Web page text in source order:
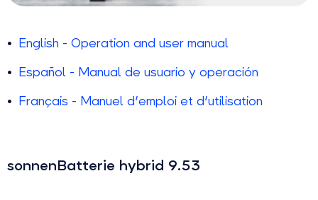
English - Operation and user manual
Español - Manual de usuario y operación
Français - Manuel d'emploi et d'utilisation
sonnenBatterie hybrid 9.53